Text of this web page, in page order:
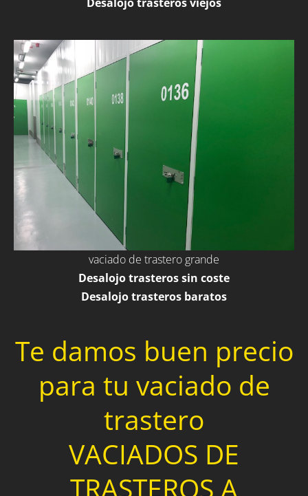
vaciado de trastero grande
Desalojo trasteros sin coste
Desalojo trasteros baratos
Te damos buen precio
para tu vaciado de
trastero
VACIADOS DE
TRASTEROS A